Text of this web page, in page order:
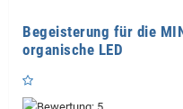
Begeisterung für die
organische LED